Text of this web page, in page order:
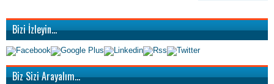
Bizi İzleyin…
Biz Sizi Arayalım…